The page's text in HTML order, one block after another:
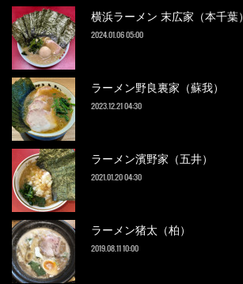
横浜ラーメン 末広家（本千葉）
2024.01.06 05:00
ラーメン野良裏家（蘇我）
2023.12.21 04:30
ラーメン濱野家（五井）
2021.01.20 04:30
ラーメン猪太（柏）
2019.08.11 10:00